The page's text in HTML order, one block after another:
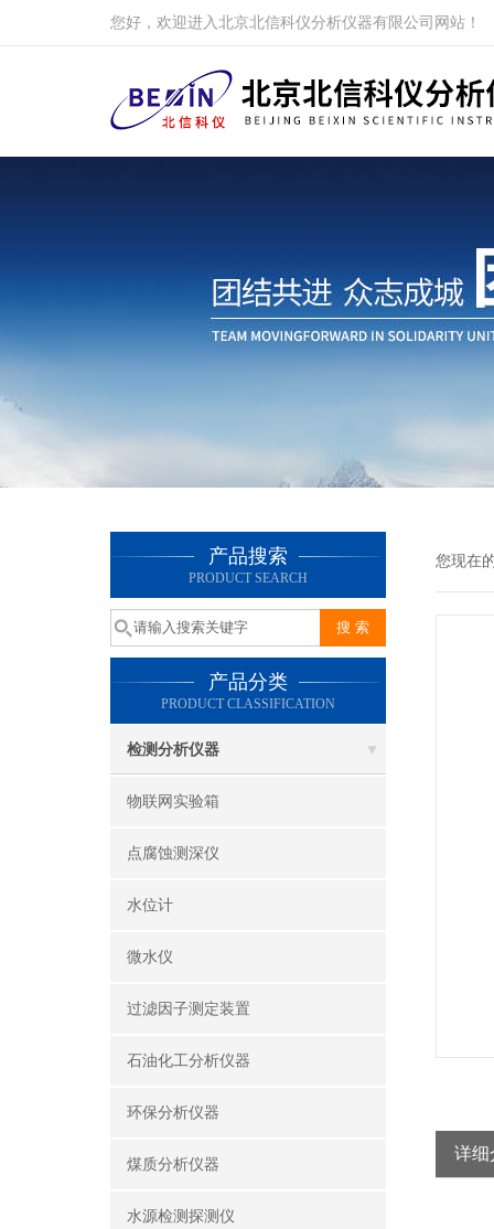
您好，欢迎进入北京北信科仪分析仪器有限公司网站！
产品搜索
PRODUCT SEARCH
产品分类
PRODUCT CLASSIFICATION
检测分析仪器
物联网实验箱
点腐蚀测深仪
水位计
微水仪
过滤因子测定装置
石油化工分析仪器
环保分析仪器
煤质分析仪器
水源检测探测仪
您现在
详细